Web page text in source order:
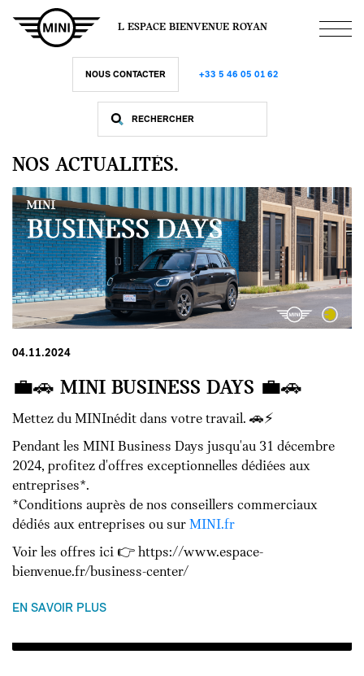
contenu
L ESPACE BIENVENUE ROYAN
NOUS CONTACTER +33 5 46 05 01 62
NOS ACTUALITÉS.
04.11.2024
💼🚗 MINI BUSINESS DAYS 💼🚗
Mettez du MINInédit dans votre travail. 🚗⚡
Pendant les MINI Business Days jusqu'au 31 décembre
2024, profitez d'offres exceptionnelles dédiées aux
entreprises*.
*Conditions auprès de nos conseillers commerciaux
dédiés aux entreprises ou sur MINI.fr
Voir les offres ici 👉 https://www.espace-
bienvenue.fr/business-center/
EN SAVOIR PLUS